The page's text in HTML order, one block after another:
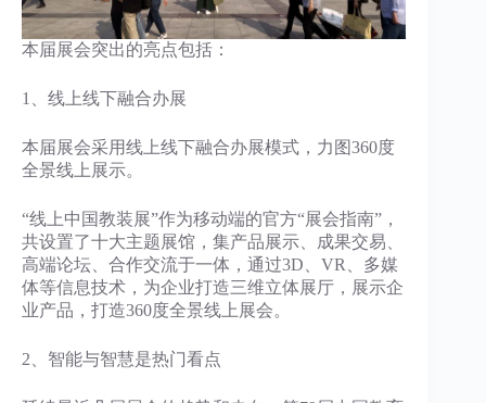
本届展会突出的亮点包括：
1、线上线下融合办展
本届展会采用线上线下融合办展模式，力图360度
全景线上展示。
“线上中国教装展”作为移动端的官方“展会指南”，
共设置了十大主题展馆，集产品展示、成果交易、
高端论坛、合作交流于一体，通过3D、VR、多媒
体等信息技术，为企业打造三维立体展厅，展示企
业产品，打造360度全景线上展会。
2、智能与智慧是热门看点